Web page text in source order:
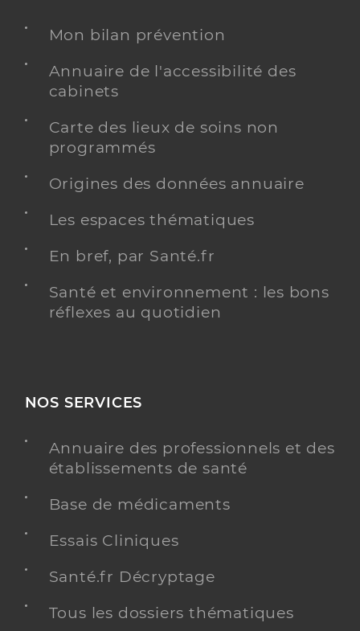
Mon bilan prévention
Annuaire de l'accessibilité des
cabinets
Carte des lieux de soins non
programmés
Origines des données annuaire
Les espaces thématiques
En bref, par Santé.fr
Santé et environnement : les bons
réflexes au quotidien
NOS SERVICES
Annuaire des professionnels et des
établissements de santé
Base de médicaments
Essais Cliniques
Santé.fr Décryptage
Tous les dossiers thématiques